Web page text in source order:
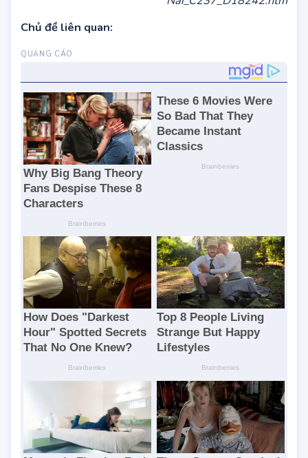
Truong-DH-Cong-nghe-Dong-
Chủ đề liên quan: